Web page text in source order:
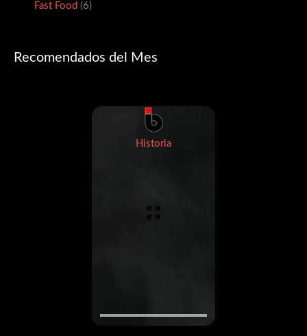
Fast Food 6
Recomendados del Mes
Historia